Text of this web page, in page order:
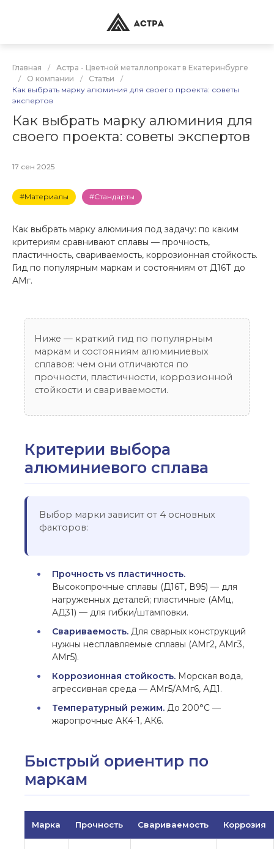
Главная /
Астра - Цветной металлопрокат в Екатеринбурге
/
О компании / Статьи
/
Как выбрать марку алюминия для своего проекта: советы
экспертов
Как выбрать марку алюминия для
своего проекта: советы экспертов
17 сен 2025
#Материалы #Стандарты
Как выбрать марку алюминия под задачу: по каким
критериям сравнивают сплавы — прочность,
пластичность, свариваемость, коррозионная стойкость.
Гид по популярным маркам и состояниям от Д16Т до
АМг.
Ниже — краткий гид по популярным
маркам и состояниям алюминиевых
сплавов: чем они отличаются по
прочности, пластичности, коррозионной
стойкости и свариваемости.
Критерии выбора
алюминиевого сплава
Выбор марки зависит от 4 основных
факторов:
Прочность vs пластичность.
Высокопрочные сплавы (Д16Т, В95) — для
нагруженных деталей; пластичные (АМц,
АД31) — для гибки/штамповки.
Свариваемость. Для сварных конструкций
нужны несплавляемые сплавы (АМг2, АМг3,
АМг5).
Коррозионная стойкость. Морская вода,
агрессивная среда — АМг5/АМг6, АД1.
Температурный режим. До 200°C —
жаропрочные АК4-1, АК6.
Быстрый ориентир по
маркам
Марка Прочность Свариваемость Коррозия